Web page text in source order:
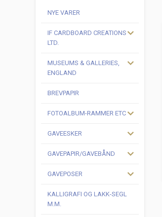
NYE VARER
IF CARDBOARD CREATIONS
LTD.
MUSEUMS & GALLERIES,
ENGLAND
BREVPAPIR
FOTOALBUM-RAMMER ETC
GAVEESKER
GAVEPAPIR/GAVEBÅND
GAVEPOSER
KALLIGRAFI OG LAKK-SEGL
M.M.